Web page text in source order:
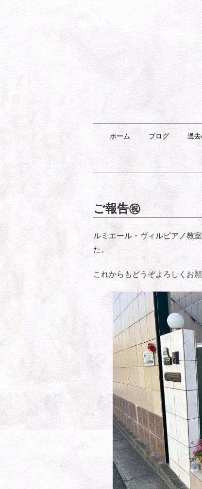
ホーム ブログ 過
ご報告㊗️
ルミエール・ヴィルピアノ教
た。
これからもどうぞよろしくお